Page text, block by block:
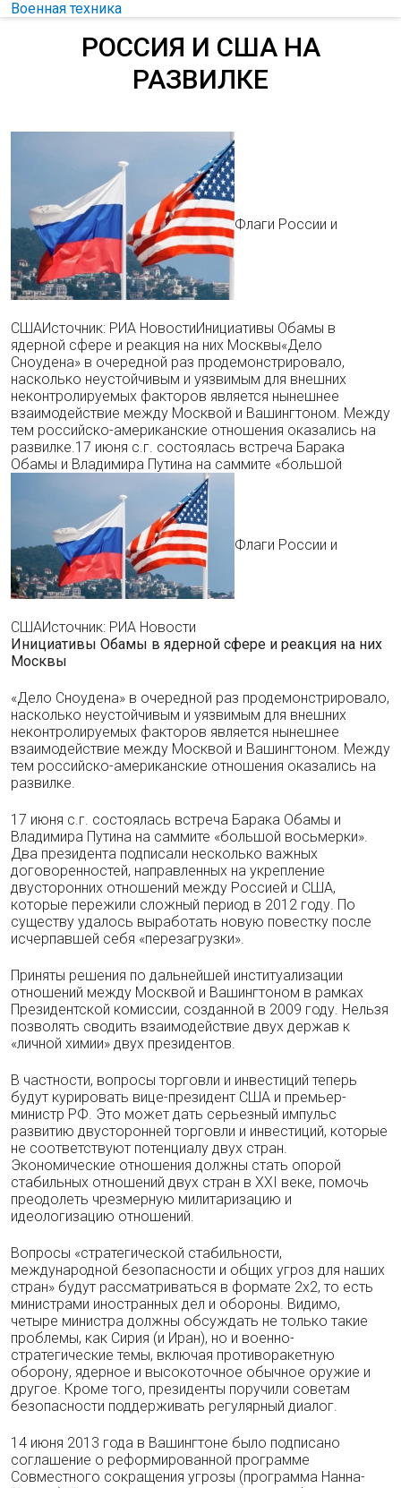
Военная техника
РОССИЯ И США НА
РАЗВИЛКЕ
Флаги России и
СШАИсточник: РИА НовостиИнициативы Обамы в
ядерной сфере и реакция на них Москвы«Дело
Сноудена» в очередной раз продемонстрировало,
насколько неустойчивым и уязвимым для внешних
неконтролируемых факторов является нынешнее
взаимодействие между Москвой и Вашингтоном. Между
тем российско-американские отношения оказались на
развилке.17 июня с.г. состоялась встреча Барака
Обамы и Владимира Путина на саммите «большой
Флаги России и
СШАИсточник: РИА Новости
Инициативы Обамы в ядерной сфере и реакция на них
Москвы
«Дело Сноудена» в очередной раз продемонстрировало,
насколько неустойчивым и уязвимым для внешних
неконтролируемых факторов является нынешнее
взаимодействие между Москвой и Вашингтоном. Между
тем российско-американские отношения оказались на
развилке.
17 июня с.г. состоялась встреча Барака Обамы и
Владимира Путина на саммите «большой восьмерки».
Два президента подписали несколько важных
договоренностей, направленных на укрепление
двусторонних отношений между Россией и США,
которые пережили сложный период в 2012 году. По
существу удалось выработать новую повестку после
исчерпавшей себя «перезагрузки».
Приняты решения по дальнейшей институализации
отношений между Москвой и Вашингтоном в рамках
Президентской комиссии, созданной в 2009 году. Нельзя
позволять сводить взаимодействие двух держав к
«личной химии» двух президентов.
В частности, вопросы торговли и инвестиций теперь
будут курировать вице-президент США и премьер-
министр РФ. Это может дать серьезный импульс
развитию двусторонней торговли и инвестиций, которые
не соответствуют потенциалу двух стран.
Экономические отношения должны стать опорой
стабильных отношений двух стран в XXI веке, помочь
преодолеть чрезмерную милитаризацию и
идеологизацию отношений.
Вопросы «стратегической стабильности,
международной безопасности и общих угроз для наших
стран» будут рассматриваться в формате 2х2, то есть
министрами иностранных дел и обороны. Видимо,
четыре министра должны обсуждать не только такие
проблемы, как Сирия (и Иран), но и военно-
стратегические темы, включая противоракетную
оборону, ядерное и высокоточное обычное оружие и
другое. Кроме того, президенты поручили советам
безопасности поддерживать регулярный диалог.
14 июня 2013 года в Вашингтоне было подписано
соглашение о реформированной программе
Совместного сокращения угрозы (программа Нанна-